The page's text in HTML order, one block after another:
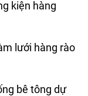
kiện hàng
lưới hàng rào
bê tông dự